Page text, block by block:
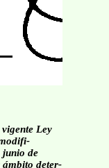
Ley
junio de
ámbito deter-